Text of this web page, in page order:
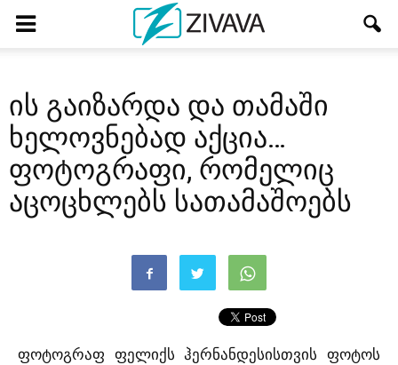
ის გაიზარდა და თამაში
ხელოვნებად აქცია…
ფოტოგრაფი, რომელიც
აცოცხლებს სათამაშოებს
ფოტოგრაფ ფელიქს ჰერნანდესისთვის ფოტოს